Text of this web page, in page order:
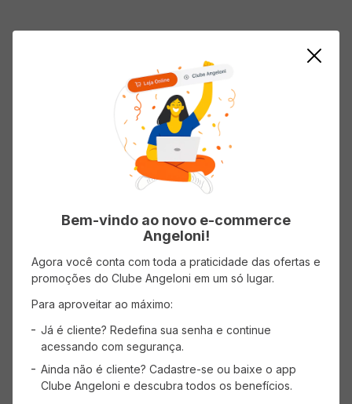
Mostrando 0-0 de0produtos
...
0
CADASTRE-SE
Receba promoções, novidades e descontos
exclusivos.
Bem-vindo ao novo e-commerce
Angeloni!
Agora você conta com toda a praticidade das ofertas e
promoções do Clube Angeloni em um só lugar.
Para aproveitar ao máximo:
Já é cliente? Redefina sua senha e continue
acessando com segurança.
Ainda não é cliente? Cadastre-se ou baixe o app
Clube Angeloni e descubra todos os benefícios.